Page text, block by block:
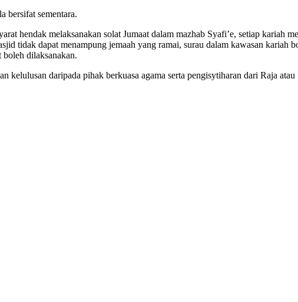
bersifat sementara.
hendak melaksanakan solat Jumaat dalam mazhab Syafi’e, setiap kariah
tidak dapat menampung jemaah yang ramai, surau dalam kawasan kariah
boleh dilaksanakan.
kelulusan daripada pihak berkuasa agama serta pengisytiharan dari Raja atau